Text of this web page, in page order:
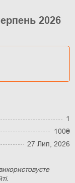
2026
1
100₴
27 Лип, 2026